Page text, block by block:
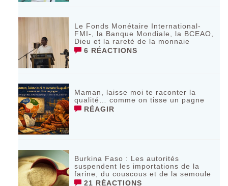
Le Fonds Monétaire International-
FMI-, la Banque Mondiale, la BCEAO,
Dieu et la rareté de la monnaie
6 RÉACTIONS
Maman, laisse moi te raconter la
qualité… comme on tisse un pagne
RÉAGIR
Burkina Faso : Les autorités
suspendent les importations de la
farine, du couscous et de la semoule
21 RÉACTIONS